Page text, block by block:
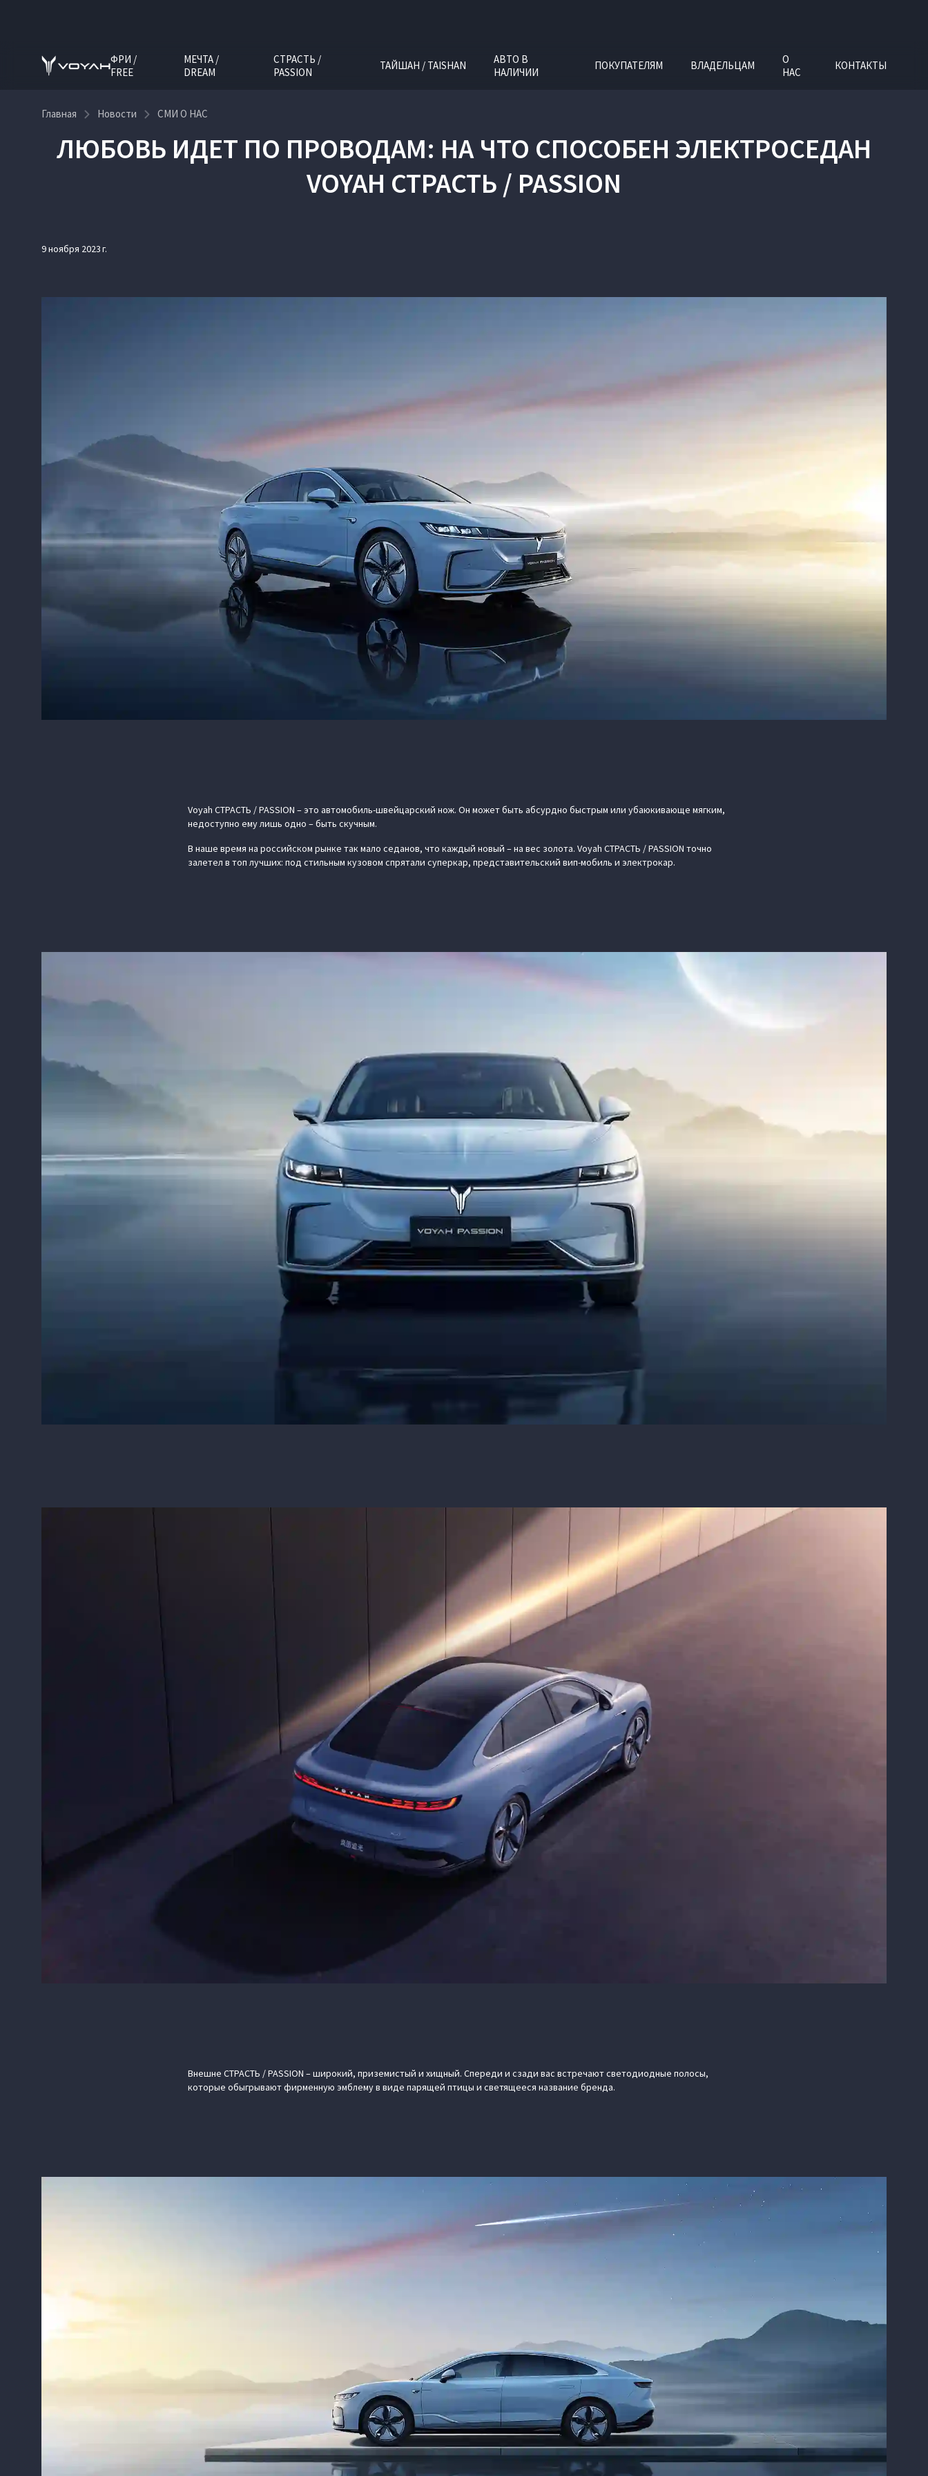
ФРИ /
FREE
МЕЧТА /
DREAM
СТРАСТЬ /
PASSION
ТАЙШАН / TAISHAN
АВТО В
НАЛИЧИИ
ПОКУПАТЕЛЯМ ВЛАДЕЛЬЦАМ
О
НАС
КОНТАКТЫ
Главная Новости СМИ О НАС
ЛЮБОВЬ ИДЕТ ПО ПРОВОДАМ: НА ЧТО СПОСОБЕН ЭЛЕКТРОСЕДАН
VOYAH СТРАСТЬ / PASSION
9 ноября 2023 г.
Voyah СТРАСТЬ / PASSION – это автомобиль-швейцарский нож. Он может быть абсурдно быстрым или убаюкивающе мягким,
недоступно ему лишь одно – быть скучным.
В наше время на российском рынке так мало седанов, что каждый новый – на вес золота. Voyah СТРАСТЬ / PASSION точно
залетел в топ лучших: под стильным кузовом спрятали суперкар, представительский вип-мобиль и электрокар.
Внешне СТРАСТЬ / PASSION – широкий, приземистый и хищный. Спереди и сзади вас встречают светодиодные полосы,
которые обыгрывают фирменную эмблему в виде парящей птицы и светящееся название бренда.